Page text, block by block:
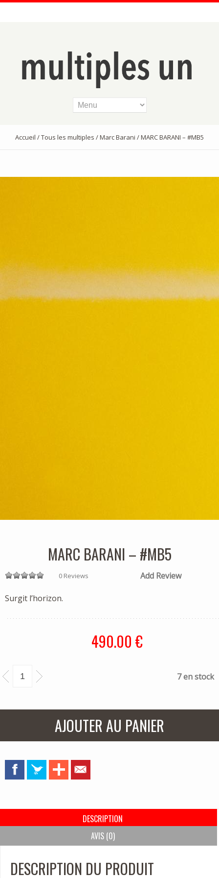
Accueil /Tous les multiples /Marc Barani / MARC BARANI – #MB5
MARC BARANI – #MB5
0 Reviews Add Review
Surgit l’horizon.
490.00 €
7 en stock
AJOUTER AU PANIER
DESCRIPTION
AVIS (0)
DESCRIPTION DU PRODUIT